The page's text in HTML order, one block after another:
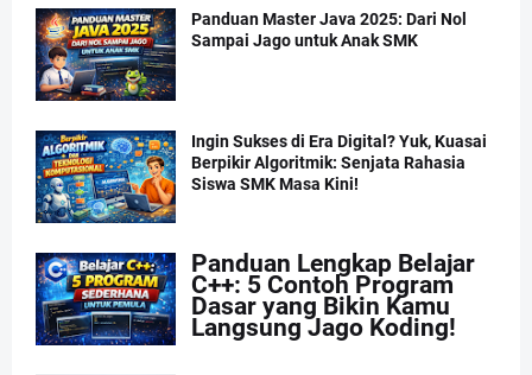
Panduan Master Java 2025: Dari Nol
Sampai Jago untuk Anak SMK
Ingin Sukses di Era Digital? Yuk, Kuasai
Berpikir Algoritmik: Senjata Rahasia
Siswa SMK Masa Kini!
Panduan Lengkap Belajar
C++: 5 Contoh Program
Dasar yang Bikin Kamu
Langsung Jago Koding!